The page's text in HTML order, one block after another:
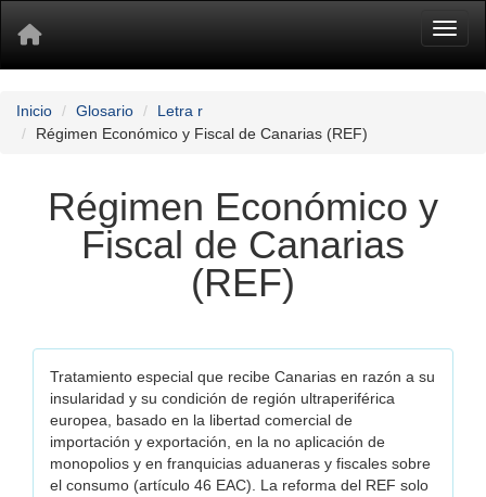
Inicio Glosario
Letra r
Régimen Económico y Fiscal de Canarias (REF)
Régimen Económico y
Fiscal de Canarias
(REF)
Tratamiento especial que recibe Canarias en razón a su
insularidad y su condición de región ultraperiférica
europea, basado en la libertad comercial de
importación y exportación, en la no aplicación de
monopolios y en franquicias aduaneras y fiscales sobre
el consumo (artículo 46 EAC). La reforma del REF solo